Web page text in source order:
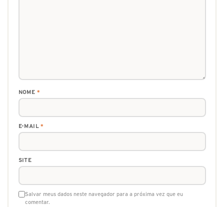
NOME *
E-MAIL*
SITE
Salvar meus dados neste navegador para a próxima vez que eu
comentar.